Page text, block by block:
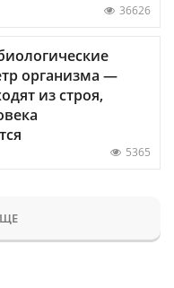
36626
организма —
из строя,
5365